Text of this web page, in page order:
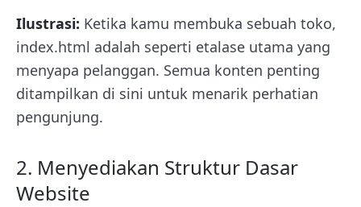
Ilustrasi: Ketika kamu membuka sebuah toko,
index.html adalah seperti etalase utama yang
menyapa pelanggan. Semua konten penting
ditampilkan di sini untuk menarik perhatian
pengunjung.
2. Menyediakan Struktur Dasar
Website